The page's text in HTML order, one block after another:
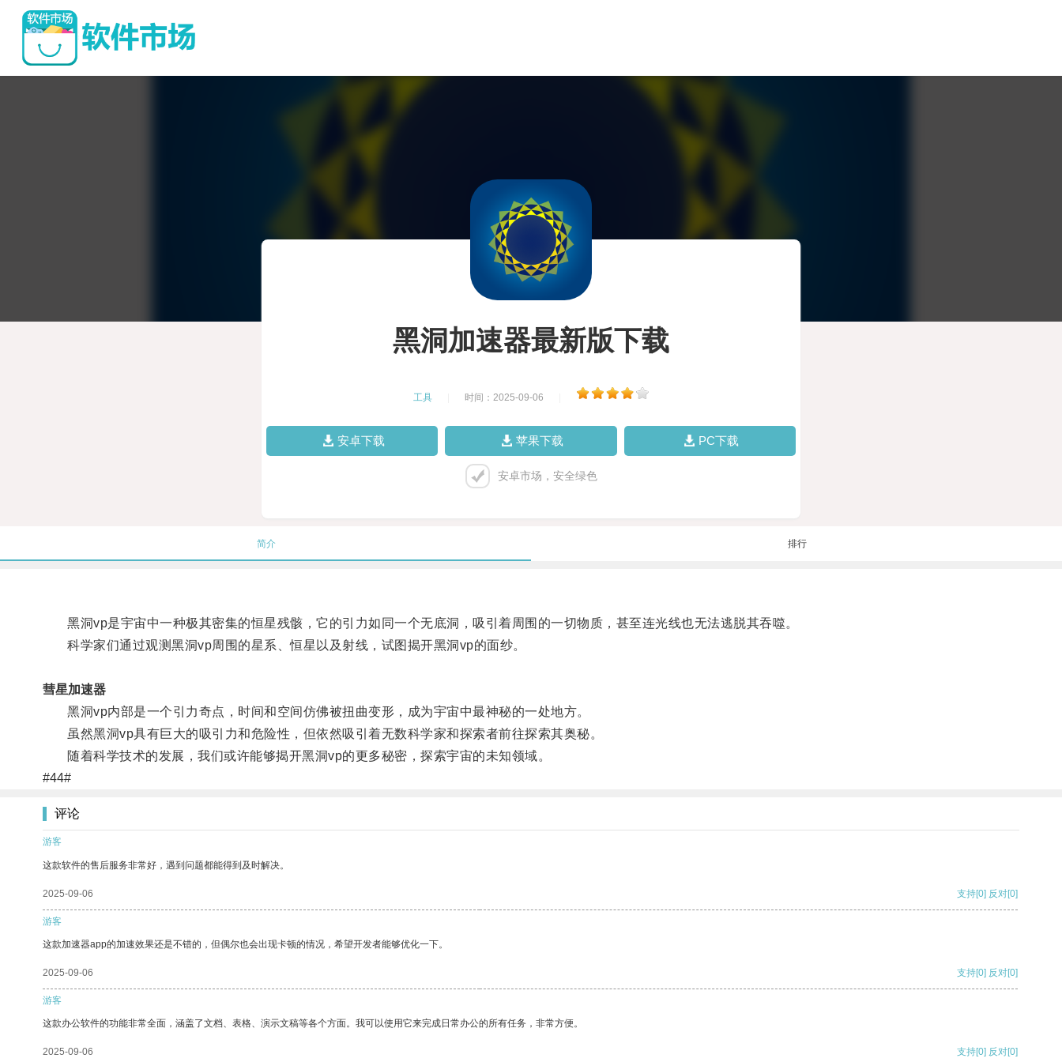
黑洞加速器最新版下载
工具 时间：2025-09-06
安卓下载 苹果下载 PC下载
安卓市场，安全绿色
简介 排行
黑洞vp是宇宙中一种极其密集的恒星残骸，它的引力如同一个无底洞，吸引着周围的一切物质，甚至连光线也无法逃脱其吞噬。
科学家们通过观测黑洞vp周围的星系、恒星以及射线，试图揭开黑洞vp的面纱。
彗星加速器
黑洞vp内部是一个引力奇点，时间和空间仿佛被扭曲变形，成为宇宙中最神秘的一处地方。
虽然黑洞vp具有巨大的吸引力和危险性，但依然吸引着无数科学家和探索者前往探索其奥秘。
随着科学技术的发展，我们或许能够揭开黑洞vp的更多秘密，探索宇宙的未知领域。
#44#
评论
游客
这款软件的售后服务非常好，遇到问题都能得到及时解决。
2025-09-06 支持[0] 反对[0]
游客
这款加速器app的加速效果还是不错的，但偶尔也会出现卡顿的情况，希望开发者能够优化一下。
2025-09-06 支持[0] 反对[0]
游客
这款办公软件的功能非常全面，涵盖了文档、表格、演示文稿等各个方面。我可以使用它来完成日常办公的所有任务，非常方便。
2025-09-06 支持[0] 反对[0]